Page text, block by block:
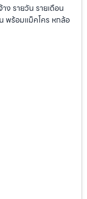
ง รายวัน รายเดือน
พร้อมแม็คโคร หกล้อ